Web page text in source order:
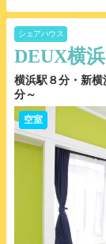
シェアハウス
DEUX横浜
横浜駅８分・新
分～
空室